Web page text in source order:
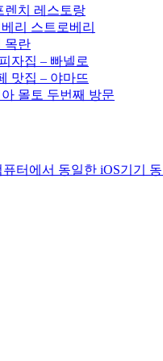
렌치 레스토랑
리 스트로베리
목란
자집 – 빠넬로
맛집 – 야마뜨
몰토 두번째 방문
터에서 동일한 iOS기기 동